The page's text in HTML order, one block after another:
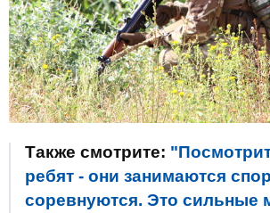
Также смотрите:
ребят - они занимаются
соревнуются. Это сильные